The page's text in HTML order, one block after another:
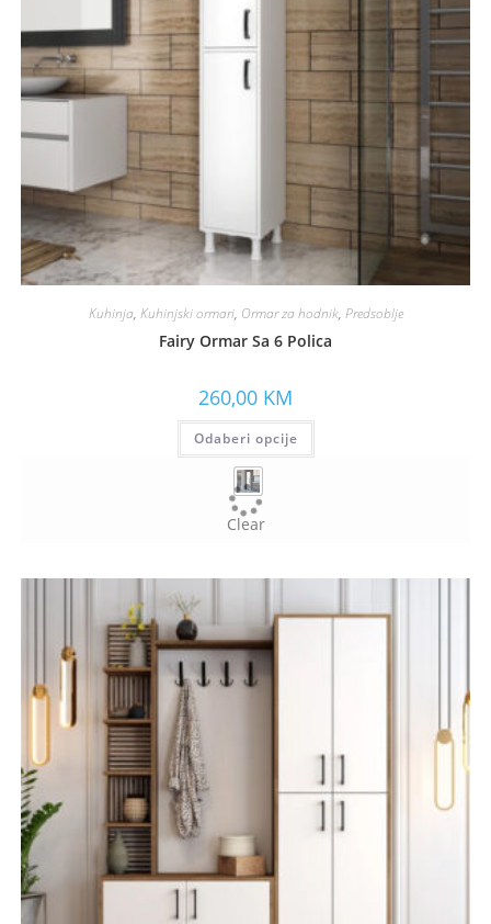
Kuhinja, Kuhinjski ormari, Ormar za hodnik, Predsoblje
Fairy Ormar Sa 6 Polica
260,00 KM
Odaberi opcije
Clear